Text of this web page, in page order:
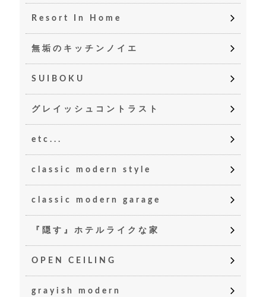
Resort In Home
無垢のキッチンノイエ
SUIBOKU
グレイッシュコントラスト
etc...
classic modern style
classic modern garage
『隠す』ホテルライクな家
OPEN CEILING
grayish modern